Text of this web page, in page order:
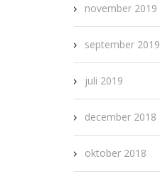
november 2019
september 2019
juli 2019
december 2018
oktober 2018